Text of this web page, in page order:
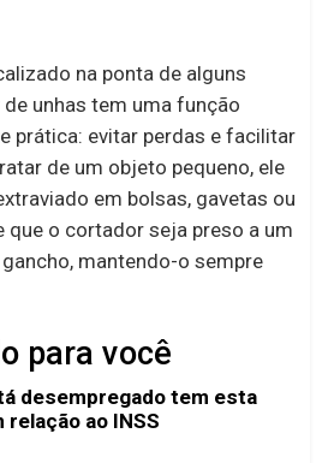
na ponta de alguns
unhas tem uma função
prática: evitar perdas e facilitar
de um objeto pequeno, ele
em bolsas, gavetas ou
que o cortador seja preso a um
mantendo-o sempre
para você
desempregado tem esta
relação ao INSS